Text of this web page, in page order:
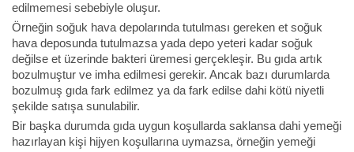
edilmemesi sebebiyle oluşur.
Örneğin soğuk hava depolarında tutulması gereken et soğuk
hava deposunda tutulmazsa yada depo yeteri kadar soğuk
değilse et üzerinde bakteri üremesi gerçekleşir. Bu gıda artık
bozulmuştur ve imha edilmesi gerekir. Ancak bazı durumlarda
bozulmuş gıda fark edilmez ya da fark edilse dahi kötü niyetli
şekilde satışa sunulabilir.
Bir başka durumda gıda uygun koşullarda saklansa dahi yemeği
hazırlayan kişi hijyen koşullarına uymazsa, örneğin yemeği